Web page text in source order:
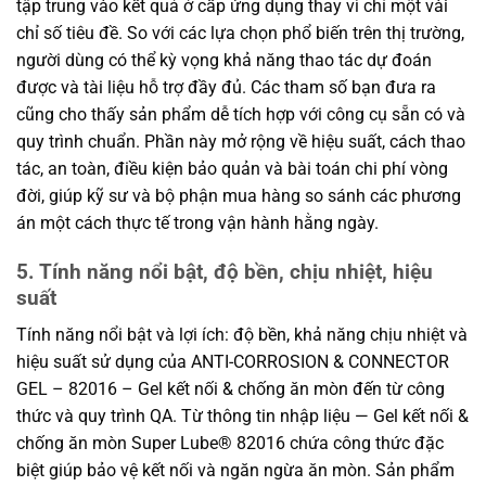
tập trung vào kết quả ở cấp ứng dụng thay vì chỉ một vài
chỉ số tiêu đề. So với các lựa chọn phổ biến trên thị trường,
người dùng có thể kỳ vọng khả năng thao tác dự đoán
được và tài liệu hỗ trợ đầy đủ. Các tham số bạn đưa ra
cũng cho thấy sản phẩm dễ tích hợp với công cụ sẵn có và
quy trình chuẩn. Phần này mở rộng về hiệu suất, cách thao
tác, an toàn, điều kiện bảo quản và bài toán chi phí vòng
đời, giúp kỹ sư và bộ phận mua hàng so sánh các phương
án một cách thực tế trong vận hành hằng ngày.
5. Tính năng nổi bật, độ bền, chịu nhiệt, hiệu
suất
Tính năng nổi bật và lợi ích: độ bền, khả năng chịu nhiệt và
hiệu suất sử dụng của ANTI-CORROSION & CONNECTOR
GEL – 82016 – Gel kết nối & chống ăn mòn đến từ công
thức và quy trình QA. Từ thông tin nhập liệu — Gel kết nối &
chống ăn mòn Super Lube® 82016 chứa công thức đặc
biệt giúp bảo vệ kết nối và ngăn ngừa ăn mòn. Sản phẩm